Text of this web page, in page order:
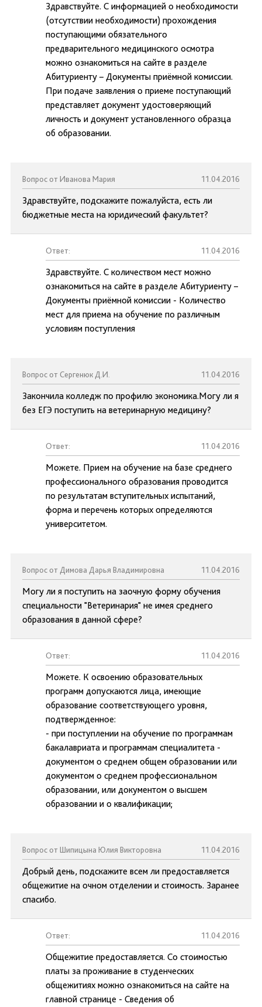
Здравствуйте. С информацией о необходимости
(отсутствии необходимости) прохождения
поступающими обязательного
предварительного медицинского осмотра
можно ознакомиться на сайте в разделе
Абитуриенту – Документы приёмной комиссии.
При подаче заявления о приеме поступающий
представляет документ удостоверяющий
личность и документ установленного образца
об образовании.
Вопрос от Иванова Мария 11.04.2016
Здравствуйте, подскажите пожалуйста, есть ли
бюджетные места на юридический факультет?
Ответ: 11.04.2016
Здравствуйте. С количеством мест можно
ознакомиться на сайте в разделе Абитуриенту –
Документы приёмной комиссии - Количество
мест для приема на обучение по различным
условиям поступления
Вопрос от Сергенюк Д.И. 11.04.2016
Закончила колледж по профилю экономика.Могу ли я
без ЕГЭ поступить на ветеринарную медицину?
Ответ: 11.04.2016
Можете. Прием на обучение на базе среднего
профессионального образования проводится
по результатам вступительных испытаний,
форма и перечень которых определяются
университетом.
Вопрос от Димова Дарья Владимировна 11.04.2016
Могу ли я поступить на заочную форму обучения
специальности "Ветеринария" не имея среднего
образования в данной сфере?
Ответ: 11.04.2016
Можете. К освоению образовательных
программ допускаются лица, имеющие
образование соответствующего уровня,
подтвержденное:
- при поступлении на обучение по программам
бакалавриата и программам специалитета -
документом о среднем общем образовании или
документом о среднем профессиональном
образовании, или документом о высшем
образовании и о квалификации;
Вопрос от Шипицына Юлия Викторовна 11.04.2016
Добрый день, подскажите всем ли предоставляется
общежитие на очном отделении и стоимость. Заранее
спасибо.
Ответ: 11.04.2016
Общежитие предоставляется. Со стоимостью
платы за проживание в студенческих
общежитиях можно ознакомиться на сайте на
главной странице - Сведения об